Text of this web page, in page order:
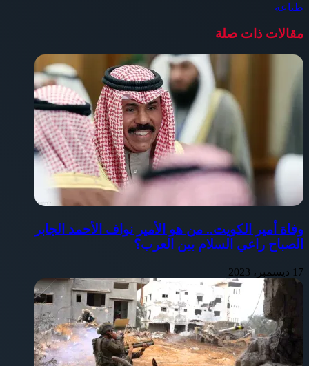
طباعة
مقالات ذات صلة
وفاة أمير الكويت.. من هو الأمير نواف الأحمد الجابر
الصباح راعي السلام بين العرب؟
17 ديسمبر، 2023